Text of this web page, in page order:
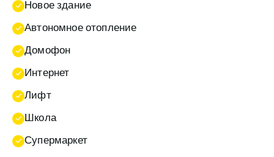
Новое здание
Автономное отопление
Домофон
Интернет
Лифт
Школа
Супермаркет